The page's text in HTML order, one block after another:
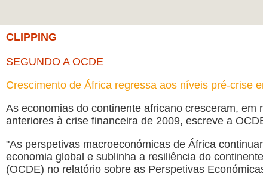
CLIPPING
SEGUNDO A OCDE
Crescimento de África regressa aos níveis pré-crise
As economias do continente africano cresceram,
anteriores à crise financeira de 2009, escreve a
"As perspetivas macroeconómicas de África
economia global e sublinha a resiliência do
(OCDE) no relatório sobre as Perspetivas